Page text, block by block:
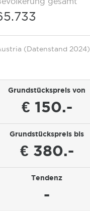
(Datenstand 2024)
Grundstückspreis von
€ 150.-
Grundstückspreis bis
€ 380.-
Tendenz
-